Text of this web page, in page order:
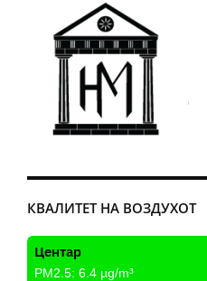
КВАЛИТЕТ НА ВОЗДУХОТ
Центар
PM2.5: 6.4 µg/m³